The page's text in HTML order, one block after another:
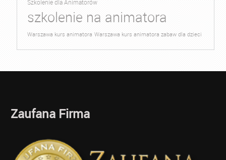
Szkolenie dla Animatorów
szkolenie na animatora
Warszawa kurs animatora Warszawa kurs animatora zabaw dla dzieci
Zaufana Firma